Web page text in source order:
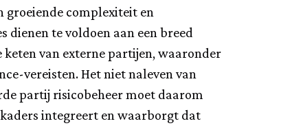
groeiende complexiteit en
te voldoen aan een breed
keten van externe partijen, waaronder
vereisten. Het niet naleven van
partij risicobeheer moet daarom
integreert en waarborgt dat